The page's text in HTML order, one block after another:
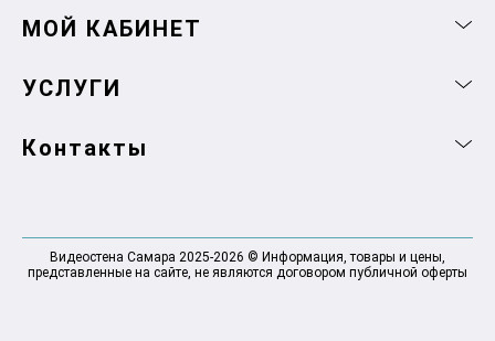
МОЙ КАБИНЕТ
УСЛУГИ
Контакты
Видеостена Самара 2025-2026 © Информация, товары и цены,
представленные на сайте, не являются договором публичной оферты